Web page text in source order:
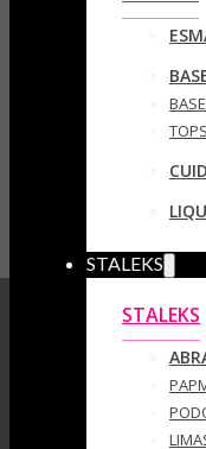
TOPS
STALEKS
STALEKS